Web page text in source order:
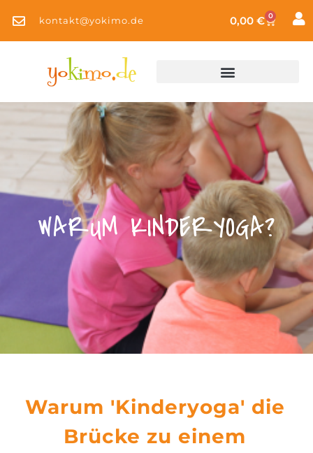
kontakt@yokimo.de 0,00 € 0
WARUM KINDERYOGA?
Warum 'Kinderyoga' die
Brücke zu einem